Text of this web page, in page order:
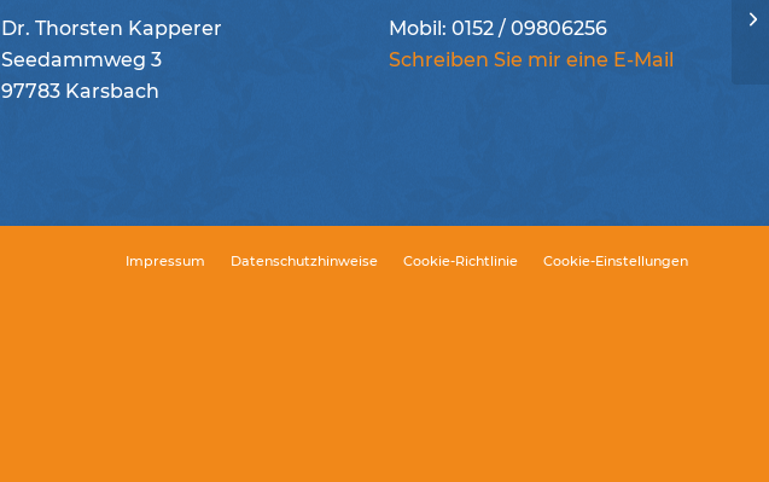
Dr. Thorsten Kapperer
Seedammweg 3
97783 Karsbach
Mobil: 0152 / 09806256
Schreiben Sie mir eine E-Mail
Impressum Datenschutzhinweise Cookie-Richtlinie Cookie-Einstellungen